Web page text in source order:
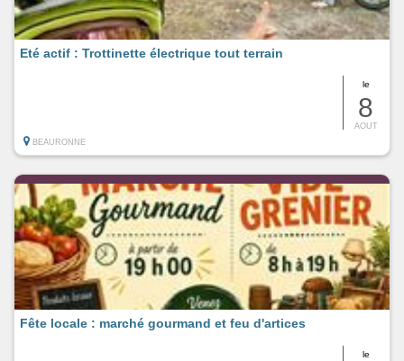
le
8
AOUT
Eté actif : Trottinette électrique tout terrain
BEAURONNE
le
Fête locale : marché gourmand et feu d'artices